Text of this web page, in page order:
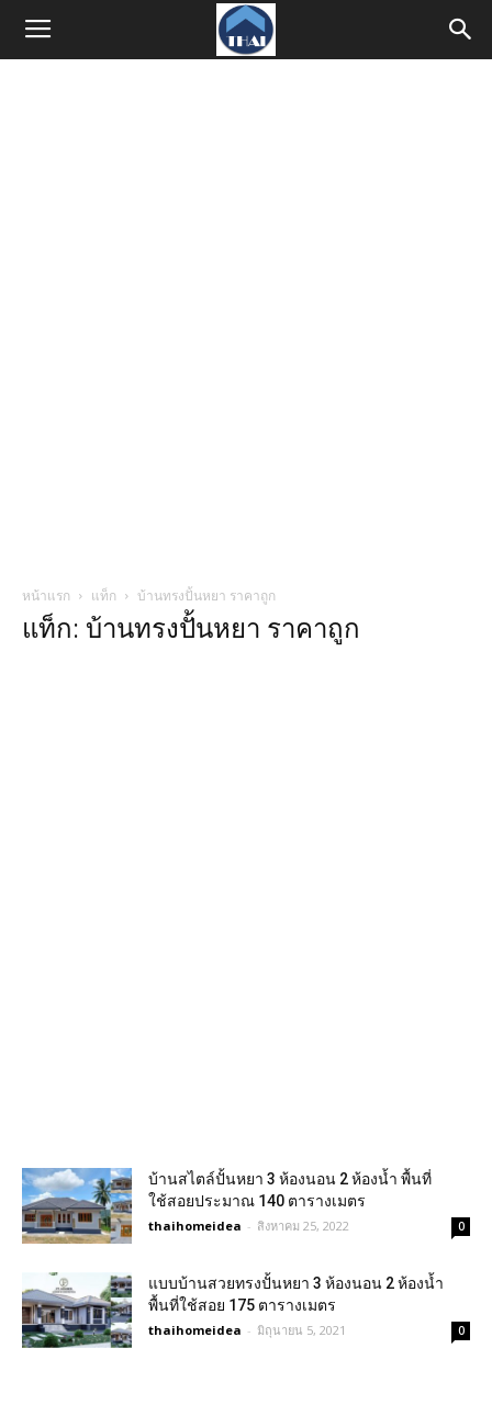
หน้าแรก แท็ก บ้านทรงปั้นหยา ราคาถูก
แท็ก: บ้านทรงปั้นหยา ราคาถูก
บ้านสไตล์ปั้นหยา 3 ห้องนอน 2 ห้องน้ำ พื้นที่
ใช้สอยประมาณ 140 ตารางเมตร
thaihomeidea - สิงหาคม 25, 2022 0
แบบบ้านสวยทรงปั้นหยา 3 ห้องนอน 2 ห้องน้ำ
พื้นที่ใช้สอย 175 ตารางเมตร
thaihomeidea - มิถุนายน 5, 2021 0